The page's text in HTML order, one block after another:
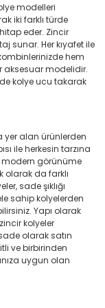
modelleri
iki farklı türde
eder. Zincir
sunar. Her kıyafet ile
hem
aksesuar modelidir.
kolye ucu takarak
yer alan ürünlerden
ile herkesin tarzına
modern görünüme
olarak da farklı
sade şıklığı
sahip kolyelerden
Yapı olarak
kolyeler
olarak satın
ve birbirinden
uygun olan